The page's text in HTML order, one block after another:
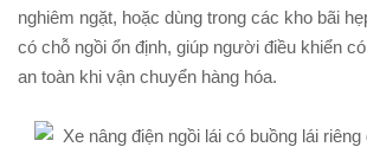
nghiêm ngặt, hoặc dùng trong các kho bãi
có chỗ ngồi ổn định, giúp người điều khiển
an toàn khi vận chuyển hàng hóa.